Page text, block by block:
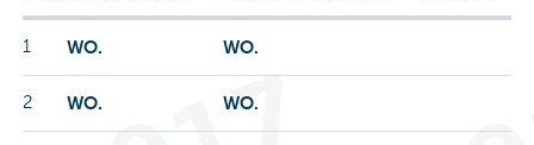
1 WO. WO.
2 WO. WO.